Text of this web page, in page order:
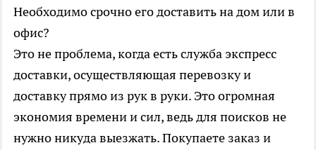
Необходимо срочно его доставить на дом или в
офис?
Это не проблема, когда есть служба экспресс
доставки, осуществляющая перевозку и
доставку прямо из рук в руки. Это огромная
экономия времени и сил, ведь для поисков не
нужно никуда выезжать. Покупаете заказ и